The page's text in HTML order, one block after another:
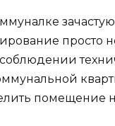
просто
помещение